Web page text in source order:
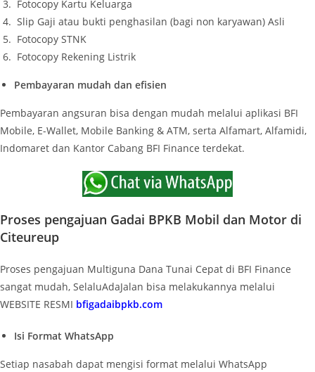
Fotocopy Kartu Keluarga
Slip Gaji atau bukti penghasilan (bagi non karyawan) Asli
Fotocopy STNK
Fotocopy Rekening Listrik
Pembayaran mudah dan efisien
Pembayaran angsuran bisa dengan mudah melalui aplikasi BFI
Mobile, E-Wallet, Mobile Banking & ATM, serta Alfamart, Alfamidi,
Indomaret dan Kantor Cabang BFI Finance terdekat.
Proses pengajuan Gadai BPKB Mobil dan Motor di
Citeureup
Proses pengajuan Multiguna Dana Tunai Cepat di BFI Finance
sangat mudah, SelaluAdaJalan bisa melakukannya melalui
WEBSITE RESMI bfigadaibpkb.com
Isi Format WhatsApp
Setiap nasabah dapat mengisi format melalui WhatsApp